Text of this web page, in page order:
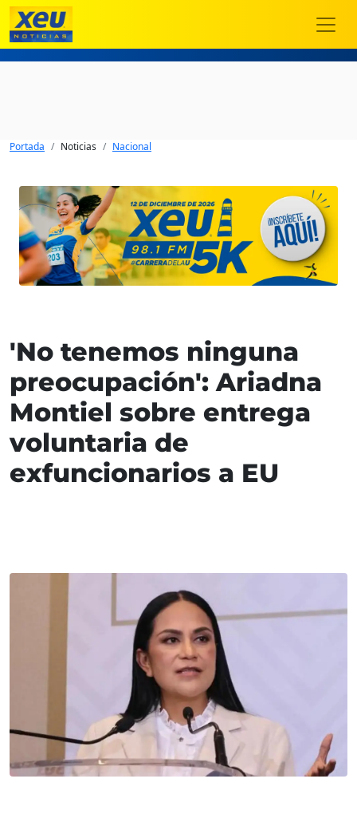
Portada Noticias Nacional
'No tenemos ninguna
preocupación': Ariadna
Montiel sobre entrega
voluntaria de
exfuncionarios a EU